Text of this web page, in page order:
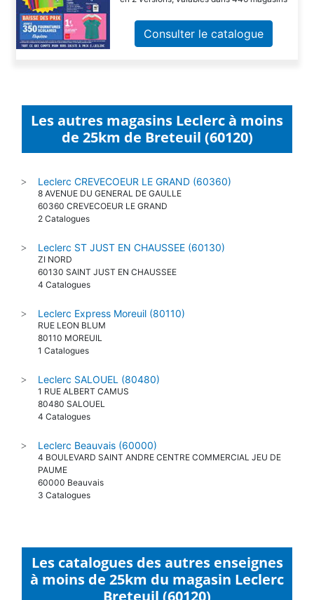
Consulter le catalogue
Les autres magasins Leclerc à moins
de 25km de Breteuil (60120)
> Leclerc CREVECOEUR LE GRAND (60360)
8 AVENUE DU GENERAL DE GAULLE
60360 CREVECOEUR LE GRAND
2 Catalogues
> Leclerc ST JUST EN CHAUSSEE (60130)
ZI NORD
60130 SAINT JUST EN CHAUSSEE
4 Catalogues
> Leclerc Express Moreuil (80110)
RUE LEON BLUM
80110 MOREUIL
1 Catalogues
> Leclerc SALOUEL (80480)
1 RUE ALBERT CAMUS
80480 SALOUEL
4 Catalogues
> Leclerc Beauvais (60000)
4 BOULEVARD SAINT ANDRE CENTRE COMMERCIAL JEU DE
PAUME
60000 Beauvais
3 Catalogues
Les catalogues des autres enseignes
à moins de 25km du magasin Leclerc
Breteuil (60120)